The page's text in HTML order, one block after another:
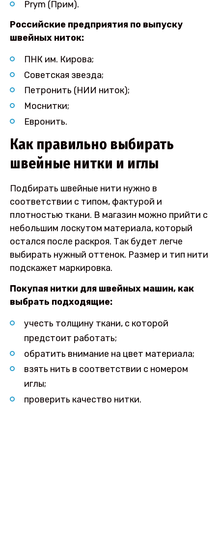
Prym (Прим).
Российские предприятия по выпуску
швейных ниток:
ПНК им. Кирова;
Советская звезда;
Петронить (НИИ ниток);
Моснитки;
Евронить.
Как правильно выбирать
швейные нитки и иглы
Подбирать швейные нити нужно в
соответствии с типом, фактурой и
плотностью ткани. В магазин можно прийти с
небольшим лоскутом материала, который
остался после раскроя. Так будет легче
выбирать нужный оттенок. Размер и тип нити
подскажет маркировка.
Покупая нитки для швейных машин, как
выбрать подходящие:
учесть толщину ткани, с которой
предстоит работать;
обратить внимание на цвет материала;
взять нить в соответствии с номером
иглы;
проверить качество нитки.